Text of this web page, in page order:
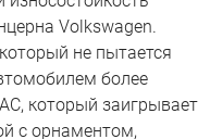
Volkswagen.
не пытается
более
который заигрывает
с орнаментом,